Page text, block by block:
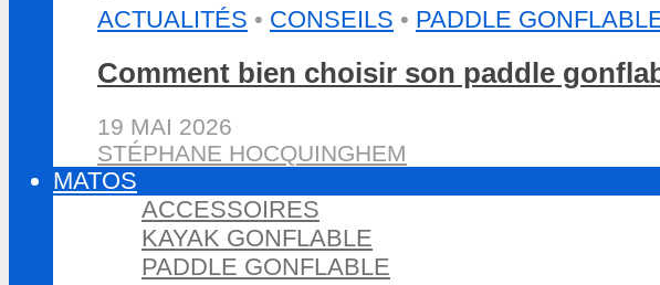
ACTUALITÉS • CONSEILS • PADDLE
Comment bien choisir son paddle
19 MAI 2026
STÉPHANE HOCQUINGHEM
MATOS
ACCESSOIRES
KAYAK GONFLABLE
PADDLE GONFLABLE